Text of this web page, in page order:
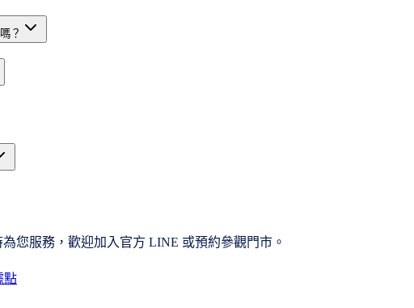
？
您服務，歡迎加入官方 LINE 或預約參觀門市。
點